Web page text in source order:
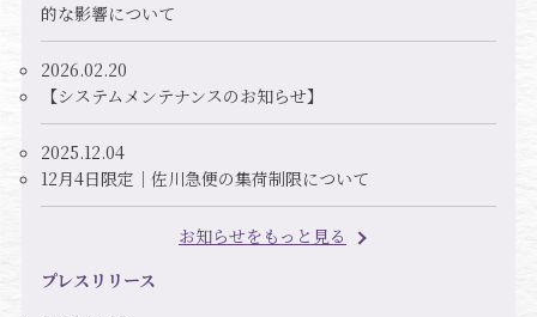
的な影響について
2026.02.20
【システムメンテナンスのお知らせ】
2025.12.04
12月4日限定｜佐川急便の集荷制限について
お知らせをもっと見る
プレスリリース